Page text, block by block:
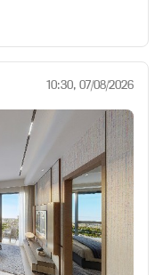
10:30, 07/08/2026